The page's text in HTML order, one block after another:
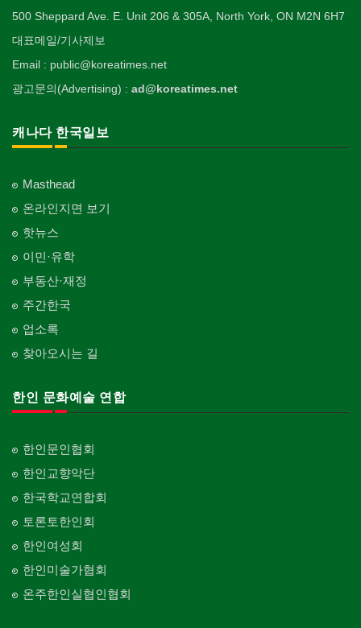
500 Sheppard Ave. E. Unit 206 & 305A, North York, ON M2N 6H7
대표메일/기사제보
Email : public@koreatimes.net
광고문의(Advertising) : ad@koreatimes.net
캐나다 한국일보
Masthead
온라인지면 보기
핫뉴스
이민·유학
부동산·재정
주간한국
업소록
찾아오시는 길
한인 문화예술 연합
한인문인협회
한인교향악단
한국학교연합회
토론토한인회
한인여성회
한인미술가협회
온주한인실협인협회